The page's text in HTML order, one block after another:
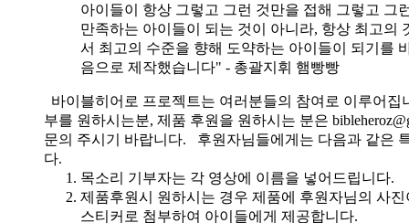
아이들이 항상 그렇고 그런 것만을 접해 그렇고 그
만족하는 아이들이 되는 것이 아니라, 항상 최고의
서 최고의 수준을 향해 도약하는 아이들이 되기를
음으로 제작했습니다" - 총괄지휘 햄빵빵
바이블히어로 프로젝트는 여러분들의 참여로 이루어집
부를 원하시는분, 제품 후원을 원하시는 분은
문의 주시기 바랍니다. 후원자님들에게는 다음과 같은
다.
목소리 기부자는 각 영상에 이름을 넣어드립니다.
제품후원시 원하시는 경우 제품에 후원자님의 사
스티커로 첨부하여 아이들에게 제공합니다.